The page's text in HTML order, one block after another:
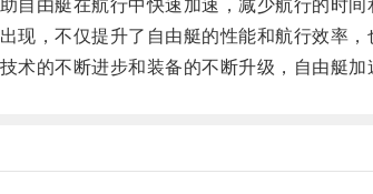
由艇在航行中快速加速，减少航行的时间
，不仅提升了自由艇的性能和航行效率，
的不断进步和装备的不断升级，自由艇加